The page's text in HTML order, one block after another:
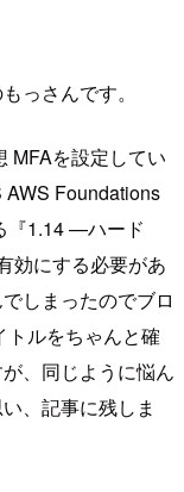
っさんです。
MFAを設定してい
AWS Foundations
『1.14 —ハード
効にする必要があ
しまったのでブロ
ルをちゃんと確
、同じように悩ん
、記事に残しま